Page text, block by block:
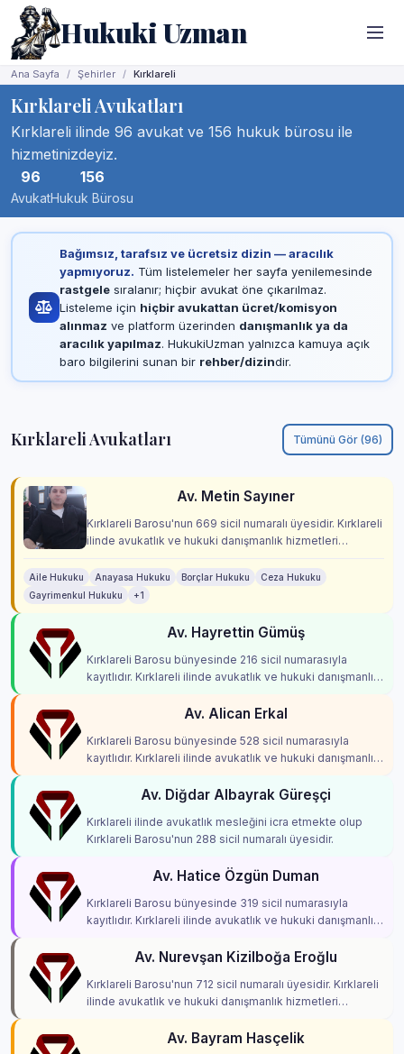
Hukuki Uzman
Ana Sayfa Şehirler Kırklareli
Kırklareli Avukatları
Kırklareli ilinde 96 avukat ve 156 hukuk bürosu ile
hizmetinizdeyiz.
96
Avukat
156
Hukuk Bürosu
Bağımsız, tarafsız ve ücretsiz dizin — aracılık
yapmıyoruz. Tüm listelemeler her sayfa yenilemesinde
rastgelesıralanır; hiçbir avukat öne çıkarılmaz.
Listeleme için hiçbir avukattan ücret/komisyon
alınmaz ve platform üzerinden danışmanlık ya da
aracılık yapılmaz. HukukiUzman yalnızca kamuya açık
baro bilgilerini sunan bir rehber/dizindir.
Kırklareli Avukatları Tümünü Gör (96)
Av. Metin Sayıner
Kırklareli Barosu'nun 669 sicil numaralı üyesidir. Kırklareli
ilinde avukatlık ve hukuki danışmanlık hizmetleri
Aile Hukuku Anayasa Hukuku Borçlar Hukuku
Ceza Hukuku
Gayrimenkul Hukuku
+1
Av. Hayrettin Gümüş
Kırklareli Barosu bünyesinde 216 sicil numarasıyla
kayıtlıdır. Kırklareli ilinde avukatlık ve hukuki danışmanlık
Av. Alican Erkal
Kırklareli Barosu bünyesinde 528 sicil numarasıyla
kayıtlıdır. Kırklareli ilinde avukatlık ve hukuki danışmanlık
Av. Diğdar Albayrak Güreşçi
Kırklareli ilinde avukatlık mesleğini icra etmekte olup
Kırklareli Barosu'nun 288 sicil numaralı üyesidir.
Av. Hatice Özgün Duman
Kırklareli Barosu bünyesinde 319 sicil numarasıyla
kayıtlıdır. Kırklareli ilinde avukatlık ve hukuki danışmanlık
Av. Nurevşan Kizilboğa Eroğlu
Kırklareli Barosu'nun 712 sicil numaralı üyesidir. Kırklareli
ilinde avukatlık ve hukuki danışmanlık hizmetleri
Av. Bayram Hasçelik